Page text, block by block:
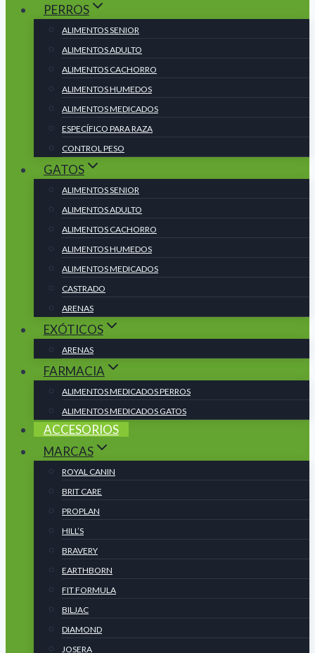
PERROS
ALIMENTOS SENIOR
ALIMENTOS ADULTO
ALIMENTOS CACHORRO
ALIMENTOS HUMEDOS
ALIMENTOS MEDICADOS
ESPECÍFICO PARA RAZA
CONTROL PESO
GATOS
ALIMENTOS SENIOR
ALIMENTOS ADULTO
ALIMENTOS CACHORRO
ALIMENTOS HUMEDOS
ALIMENTOS MEDICADOS
CASTRADO
ARENAS
EXÓTICOS
ARENAS
FARMACIA
ALIMENTOS MEDICADOS PERROS
ALIMENTOS MEDICADOS GATOS
ACCESORIOS
MARCAS
ROYAL CANIN
BRIT CARE
PROPLAN
HILL’S
BRAVERY
EARTHBORN
FIT FORMULA
BILJAC
DIAMOND
JOSERA